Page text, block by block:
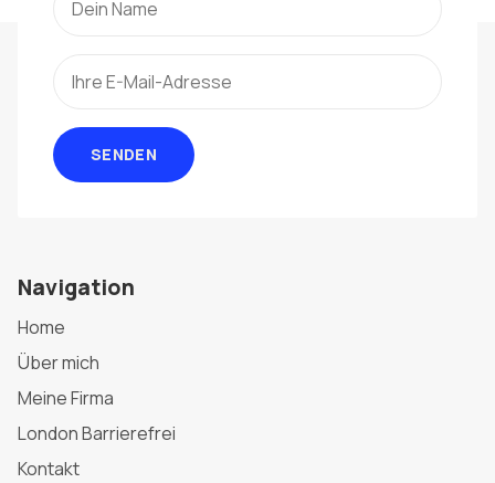
SENDEN
Navigation
Home
Über mich
Meine Firma
London Barrierefrei
Kontakt